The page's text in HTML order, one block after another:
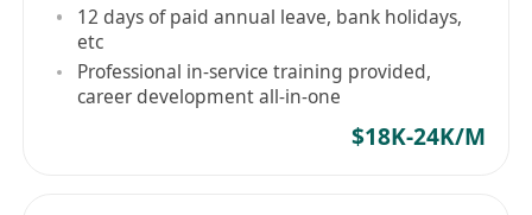
月薪港幣$18,000–$22,000，按表現發放彈性花
紅。
12 days of paid annual leave, bank holidays,
etc
Professional in-service training provided,
career development all-in-one
$18K-24K/M